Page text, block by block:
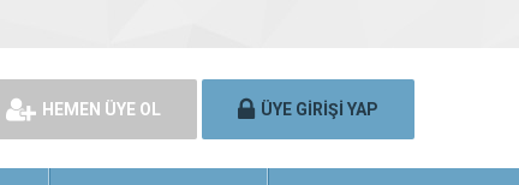
HEMEN ÜYE OL ÜYE GİRİŞİ YAP